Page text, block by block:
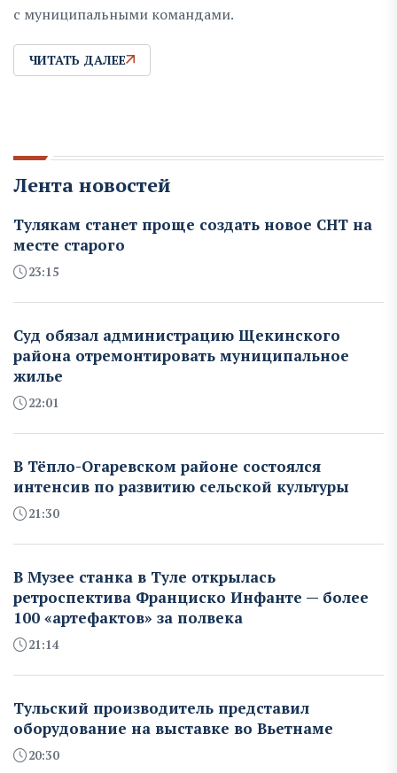
с муниципальными командами.
ЧИТАТЬ ДАЛЕЕ
Лента новостей
Тулякам станет проще создать новое СНТ на
месте старого
23:15
Суд обязал администрацию Щекинского
района отремонтировать муниципальное
жилье
22:01
В Тёпло-Огаревском районе состоялся
интенсив по развитию сельской культуры
21:30
В Музее станка в Туле открылась
ретроспектива Франциско Инфанте — более
100 «артефактов» за полвека
21:14
Тульский производитель представил
оборудование на выставке во Вьетнаме
20:30